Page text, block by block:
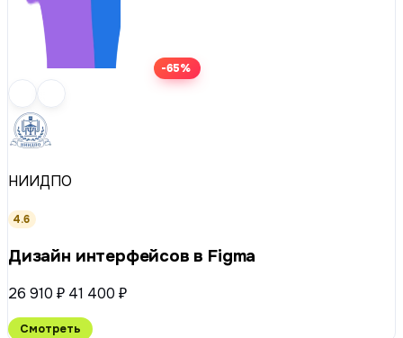
-65%
НИИДПО
4.6
Дизайн интерфейсов в Figma
26 910 ₽ 41 400 ₽
Смотреть